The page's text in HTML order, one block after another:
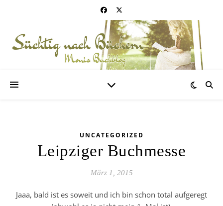
UNCATEGORIZED
Leipziger Buchmesse
März 1, 2015
Jaaa, bald ist es soweit und ich bin schon total aufgeregt